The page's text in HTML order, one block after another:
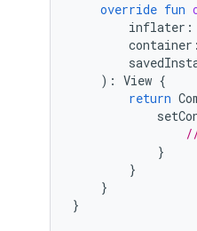
override fun
inflater :
container :
): View {
return
}
}
}
}